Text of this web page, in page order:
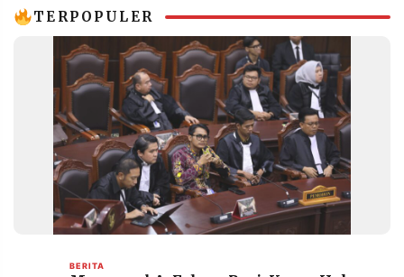
Pemenuhan Nutrisi
TERPOPULER
BERITA